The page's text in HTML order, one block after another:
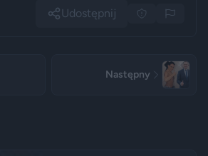
Udostępnij
Następny